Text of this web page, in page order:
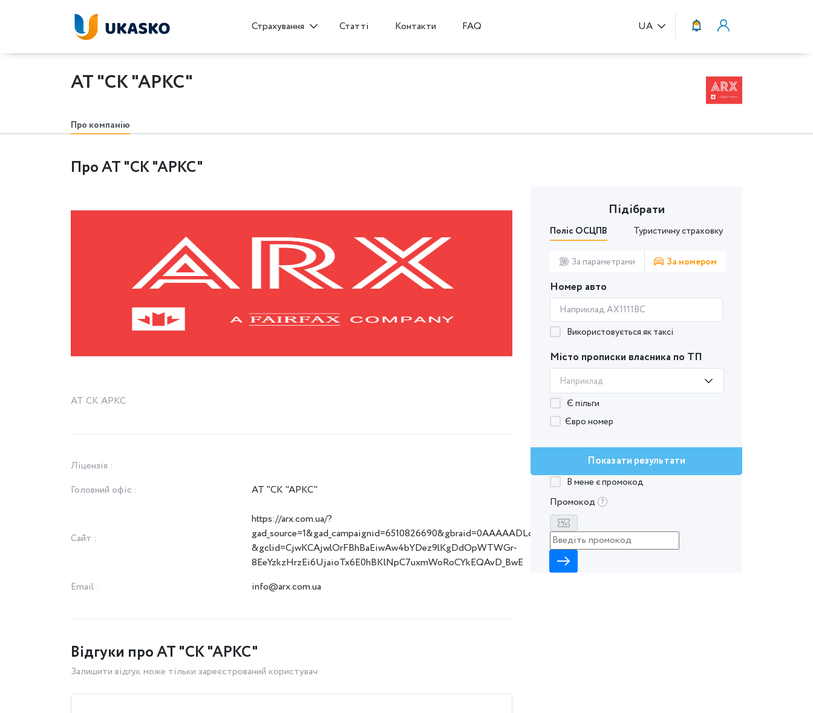
Страхування Статті Контакти FAQ UA
АТ "СК "АРКС"
Про компанію
Про АТ "СК "АРКС"
АТ СК АРКС
Ліцензія :
Головний офіс :
АТ "СК "АРКС"
Сайт :
https://arx.com.ua/?
gad_source=1&gad_campaignid=6510826690&gbraid=0AAAAADLdw32AVdRB8zfvrMmxOcIwOfC4-
&gclid=CjwKCAjwlOrFBhBaEiwAw4bYDez9lKgDdOpWTWGr-
8EeYzkzHrzEi6UjaioTx6E0hBKlNpC7uxmWoRoCYkEQAvD_BwE
Email :
info@arx.com.ua
Підібрати
Поліс ОСЦПВ Туристичну страховку
За параметрами За номером
Номер авто
Використовується як таксі
Місто прописки власника по ТП
Наприклад
Є пільги
Євро номер
Показати результати
В мене є промокод
Промокод
Відгуки про АТ "СК "АРКС"
Залишити відгук може тільки зареєстрований користувач